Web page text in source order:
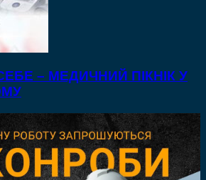
– МЕДИЧНИЙ ПІКНІК У